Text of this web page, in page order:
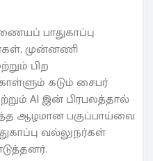
பாதுகாப்பு
முன்னணி
பிற
கடும் சைபர்
AI இன் பிரபலத்தால்
ஆழமான பகுப்பாய்வை
வல்லுநர்கள்